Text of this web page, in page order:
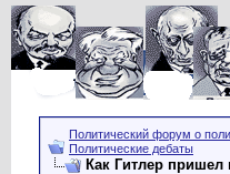
Политический форум о
Политические дебаты
Как Гитлер пришел